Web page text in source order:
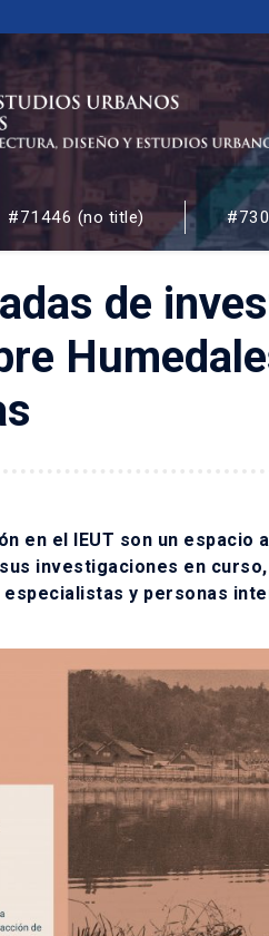
URBANOS
Y ESTUDIOS URBANOS
#71446 (no title)
de
en el IEUT son un
investigaciones en
y personas